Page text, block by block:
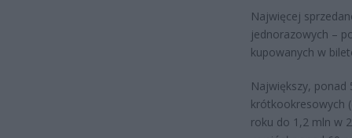
Najwięcej
jednorazowych –
kupowanych w
Największy,
krótkookresowych
roku do 1,2 mln w